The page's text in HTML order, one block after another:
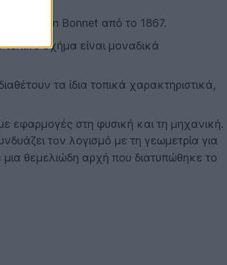
Ossian Bonnet από το 1867.
σχήμα είναι μοναδικά
τα ίδια τοπικά χαρακτηριστικά,
εφαρμογές στη φυσική και τη μηχανική.
τον λογισμό με τη γεωμετρία για
θεμελιώδη αρχή που διατυπώθηκε το